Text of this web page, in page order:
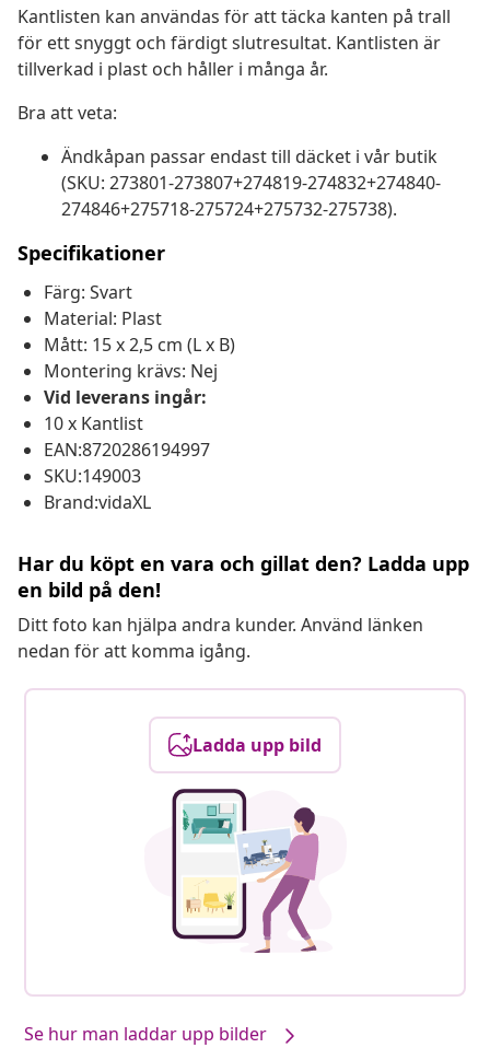
Kantlisten kan användas för att täcka kanten på trall
för ett snyggt och färdigt slutresultat. Kantlisten är
tillverkad i plast och håller i många år.
Bra att veta:
Ändkåpan passar endast till däcket i vår butik
(SKU: 273801-273807+274819-274832+274840-
274846+275718-275724+275732-275738).
Specifikationer
Färg: Svart
Material: Plast
Mått: 15 x 2,5 cm (L x B)
Montering krävs: Nej
Vid leverans ingår:
10 x Kantlist
EAN:8720286194997
SKU:149003
Brand:vidaXL
Har du köpt en vara och gillat den? Ladda upp
en bild på den!
Ditt foto kan hjälpa andra kunder. Använd länken
nedan för att komma igång.
Ladda upp bild
Se hur man laddar upp bilder